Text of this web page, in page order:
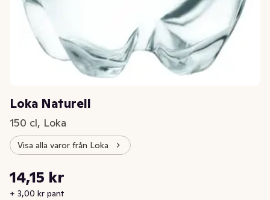
Loka Naturell
150 cl, Loka
Visa alla varor från Loka
Nuvarande pris är: 14,15 kr
14,15 kr
+ 3,00 kr pant
Styckpris: 9,43 kr /l